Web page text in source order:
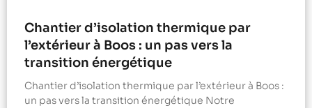
Chantier d’isolation thermique par
l’extérieur à Boos : un pas vers la
transition énergétique
Chantier d’isolation thermique par l’extérieur à Boos :
un pas vers la transition énergétique Notre